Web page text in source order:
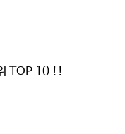
TOP 10 !!